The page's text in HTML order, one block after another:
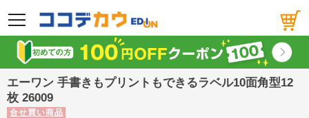
メニュー
エーワン 手書きもプリントもできるラベル10面角型12
枚 26009
合せ買い商品